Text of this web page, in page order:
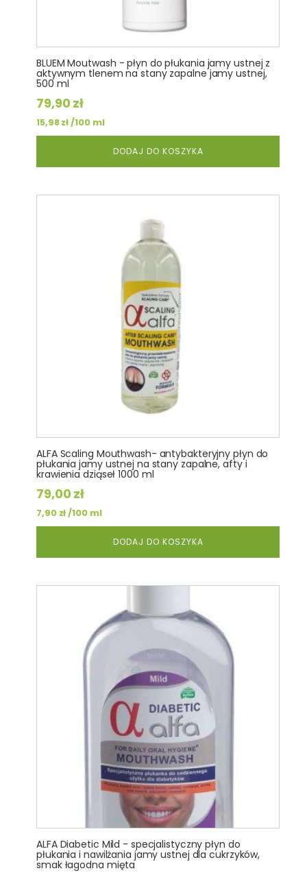
BLUEM Moutwash - płyn do płukania jamy ustnej z
aktywnym tlenem na stany zapalne jamy ustnej,
500 ml
79,90 zł
15,98zł/100 ml
DODAJ DO KOSZYKA
ALFA Scaling Mouthwash- antybakteryjny płyn do
płukania jamy ustnej na stany zapalne, afty i
krawienia dziąseł 1000 ml
79,00 zł
7,90 zł/100 ml
DODAJ DO KOSZYKA
ALFA Diabetic Mild - specjalistyczny płyn do
płukania i nawilżania jamy ustnej dla cukrzyków,
smak łagodna mięta